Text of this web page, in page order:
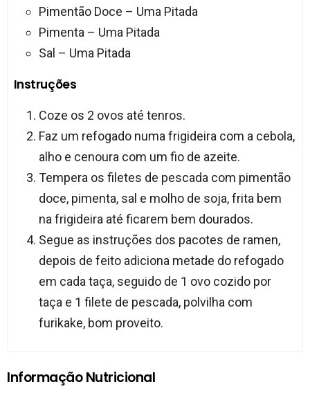
Pimentão Doce – Uma Pitada
Pimenta – Uma Pitada
Sal – Uma Pitada
Instruções
Coze os 2 ovos até tenros.
Faz um refogado numa frigideira com a cebola,
alho e cenoura com um fio de azeite.
Tempera os filetes de pescada com pimentão
doce, pimenta, sal e molho de soja, frita bem
na frigideira até ficarem bem dourados.
Segue as instruções dos pacotes de ramen,
depois de feito adiciona metade do refogado
em cada taça, seguido de 1 ovo cozido por
taça e 1 filete de pescada, polvilha com
furikake, bom proveito.
Informação Nutricional